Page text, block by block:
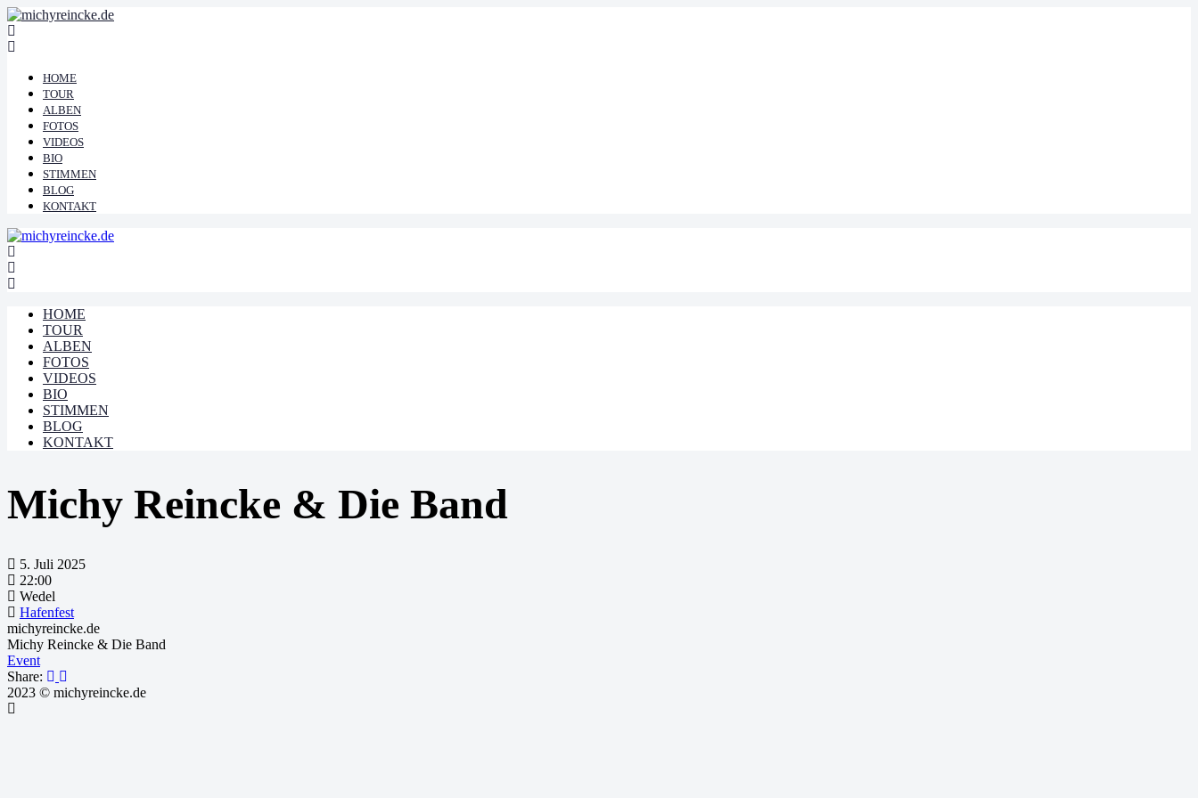
HOME
TOUR
ALBEN
FOTOS
VIDEOS
BIO
STIMMEN
BLOG
KONTAKT
HOME
TOUR
ALBEN
FOTOS
VIDEOS
BIO
STIMMEN
BLOG
KONTAKT
Michy Reincke & Die Band
5. Juli 2025
22:00
Wedel
Hafenfest
michyreincke.de
Michy Reincke & Die Band
Event
Share:
2023 © michyreincke.de